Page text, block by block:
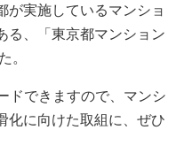
が実施しているマンショ
る、「東京都マンション
。
できますので、マンシ
化に向けた取組に、ぜひ